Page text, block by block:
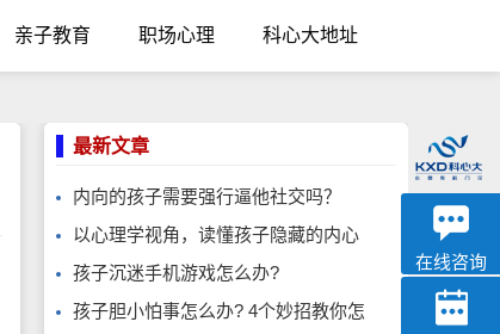
亲子教育 职场心理 科心大地址
最新文章
内向的孩子需要强行逼他社交吗？
以心理学视角，读懂孩子隐藏的内心
孩子沉迷手机游戏怎么办?
孩子胆小怕事怎么办? 4个妙招教你怎
优眠
心理咨询
在线咨询